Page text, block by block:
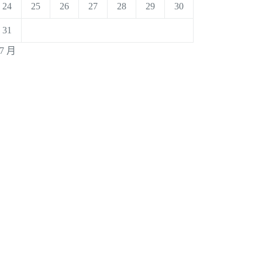
24 25 26 27 28 29 30
31
月